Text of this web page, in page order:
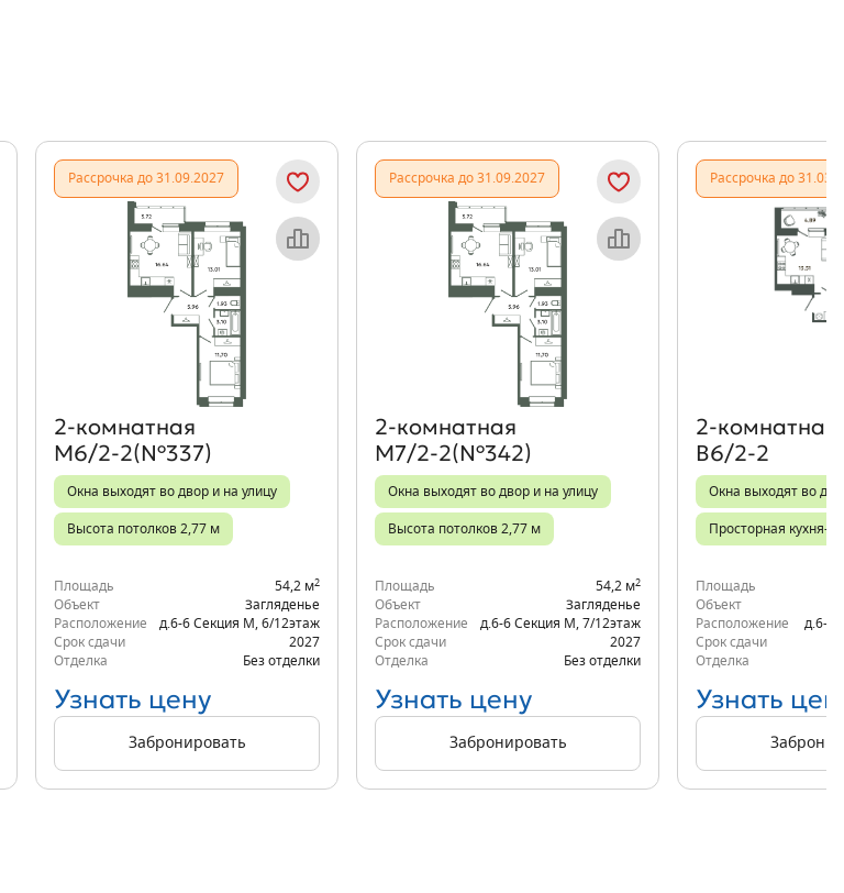
Рассрочка до 31.09.2027
Объект месяца
2‑комнатная
М6/2-2(№337)
Окна выходят во двор и на улицу
Высота потолков 2,77 м
Площадь 54,2 м2
Объект
Загляденье
Расположение
д.6-6 Секция М 6/12этаж
Срок сдачи
2027
Отделка
Без отделки
Узнать цену
Забронировать
Рассрочка до 31.09.2027
Объект месяца
2‑комнатная
М7/2-2(№342)
Окна выходят во двор и на улицу
Высота потолков 2,77 м
Площадь 54,2 м2
Объект
Загляденье
Расположение
д.6-6 Секция М 7/12этаж
Срок сдачи
2027
Отделка
Без отделки
Узнать цену
Забронировать
Рассрочка до
2‑комнатная
В6/2-2
Окна выходят во
Просторная кухня-
Площадь
Объект
Расположение
д.6-7
Срок сдачи
Отделка
Узнать